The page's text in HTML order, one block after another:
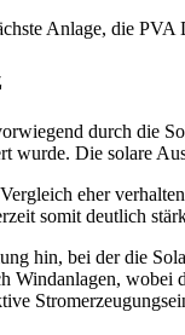
Anlage, die
durch die
wurde. Die solare
eher
somit deutlich
hin, bei der die
Windanlagen,